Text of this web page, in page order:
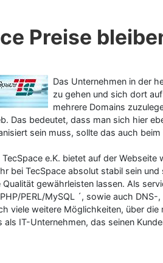
Preise
Das Unternehmen in der
zu gehen und sich dort
mehrere Domains
Das bedeutet, dass man sich hier
sein muss, sollte das auch beim
TecSpace e.K. bietet auf der
bei TecSpace absolut stabil sein
gewährleisten lassen. Als
PERL/MySQL ´, sowie auch
viele weitere Möglichkeiten, über
als IT-Unternehmen, das seinen